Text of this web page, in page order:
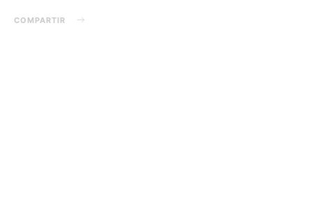
COMPARTIR